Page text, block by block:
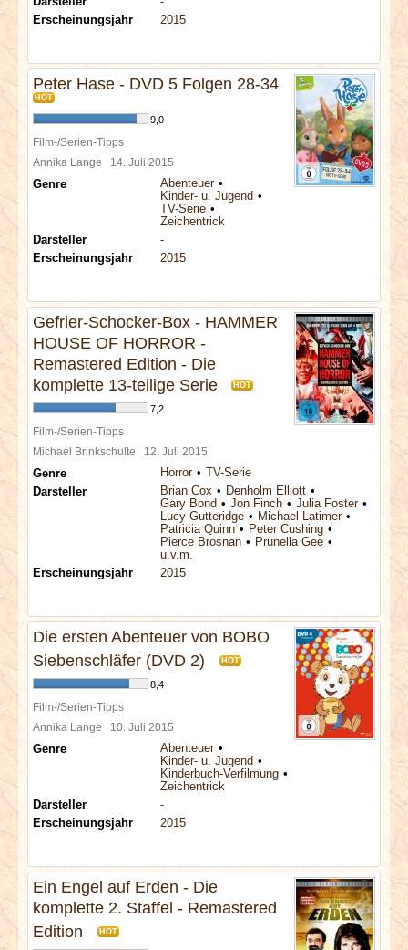
Erscheinungsjahr
2015
Peter Hase - DVD 5 Folgen 28-34
HOT
9,0
Film-/Serien-Tipps
Annika Lange 14. Juli 2015
Genre
Abenteuer
Kinder- u. Jugend
TV-Serie
Zeichentrick
Darsteller
-
Erscheinungsjahr
2015
Gefrier-Schocker-Box - HAMMER
HOUSE OF HORROR -
Remastered Edition - Die
komplette 13-teilige Serie
HOT
7,2
Film-/Serien-Tipps
Michael Brinkschulte 12. Juli 2015
Genre Horror
TV-Serie
Darsteller
Brian Cox
Denholm Elliott
Gary Bond
Jon Finch
Julia Foster
Lucy Gutteridge
Michael Latimer
Patricia Quinn
Peter Cushing
Pierce Brosnan
Prunella Gee
u.v.m.
Erscheinungsjahr
2015
Die ersten Abenteuer von BOBO
Siebenschläfer (DVD 2)
HOT
8,4
Film-/Serien-Tipps
Annika Lange 10. Juli 2015
Genre
Abenteuer
Kinder- u. Jugend
Kinderbuch-Verfilmung
Zeichentrick
Darsteller
-
Erscheinungsjahr
2015
Ein Engel auf Erden - Die
komplette 2. Staffel - Remastered
Edition
HOT